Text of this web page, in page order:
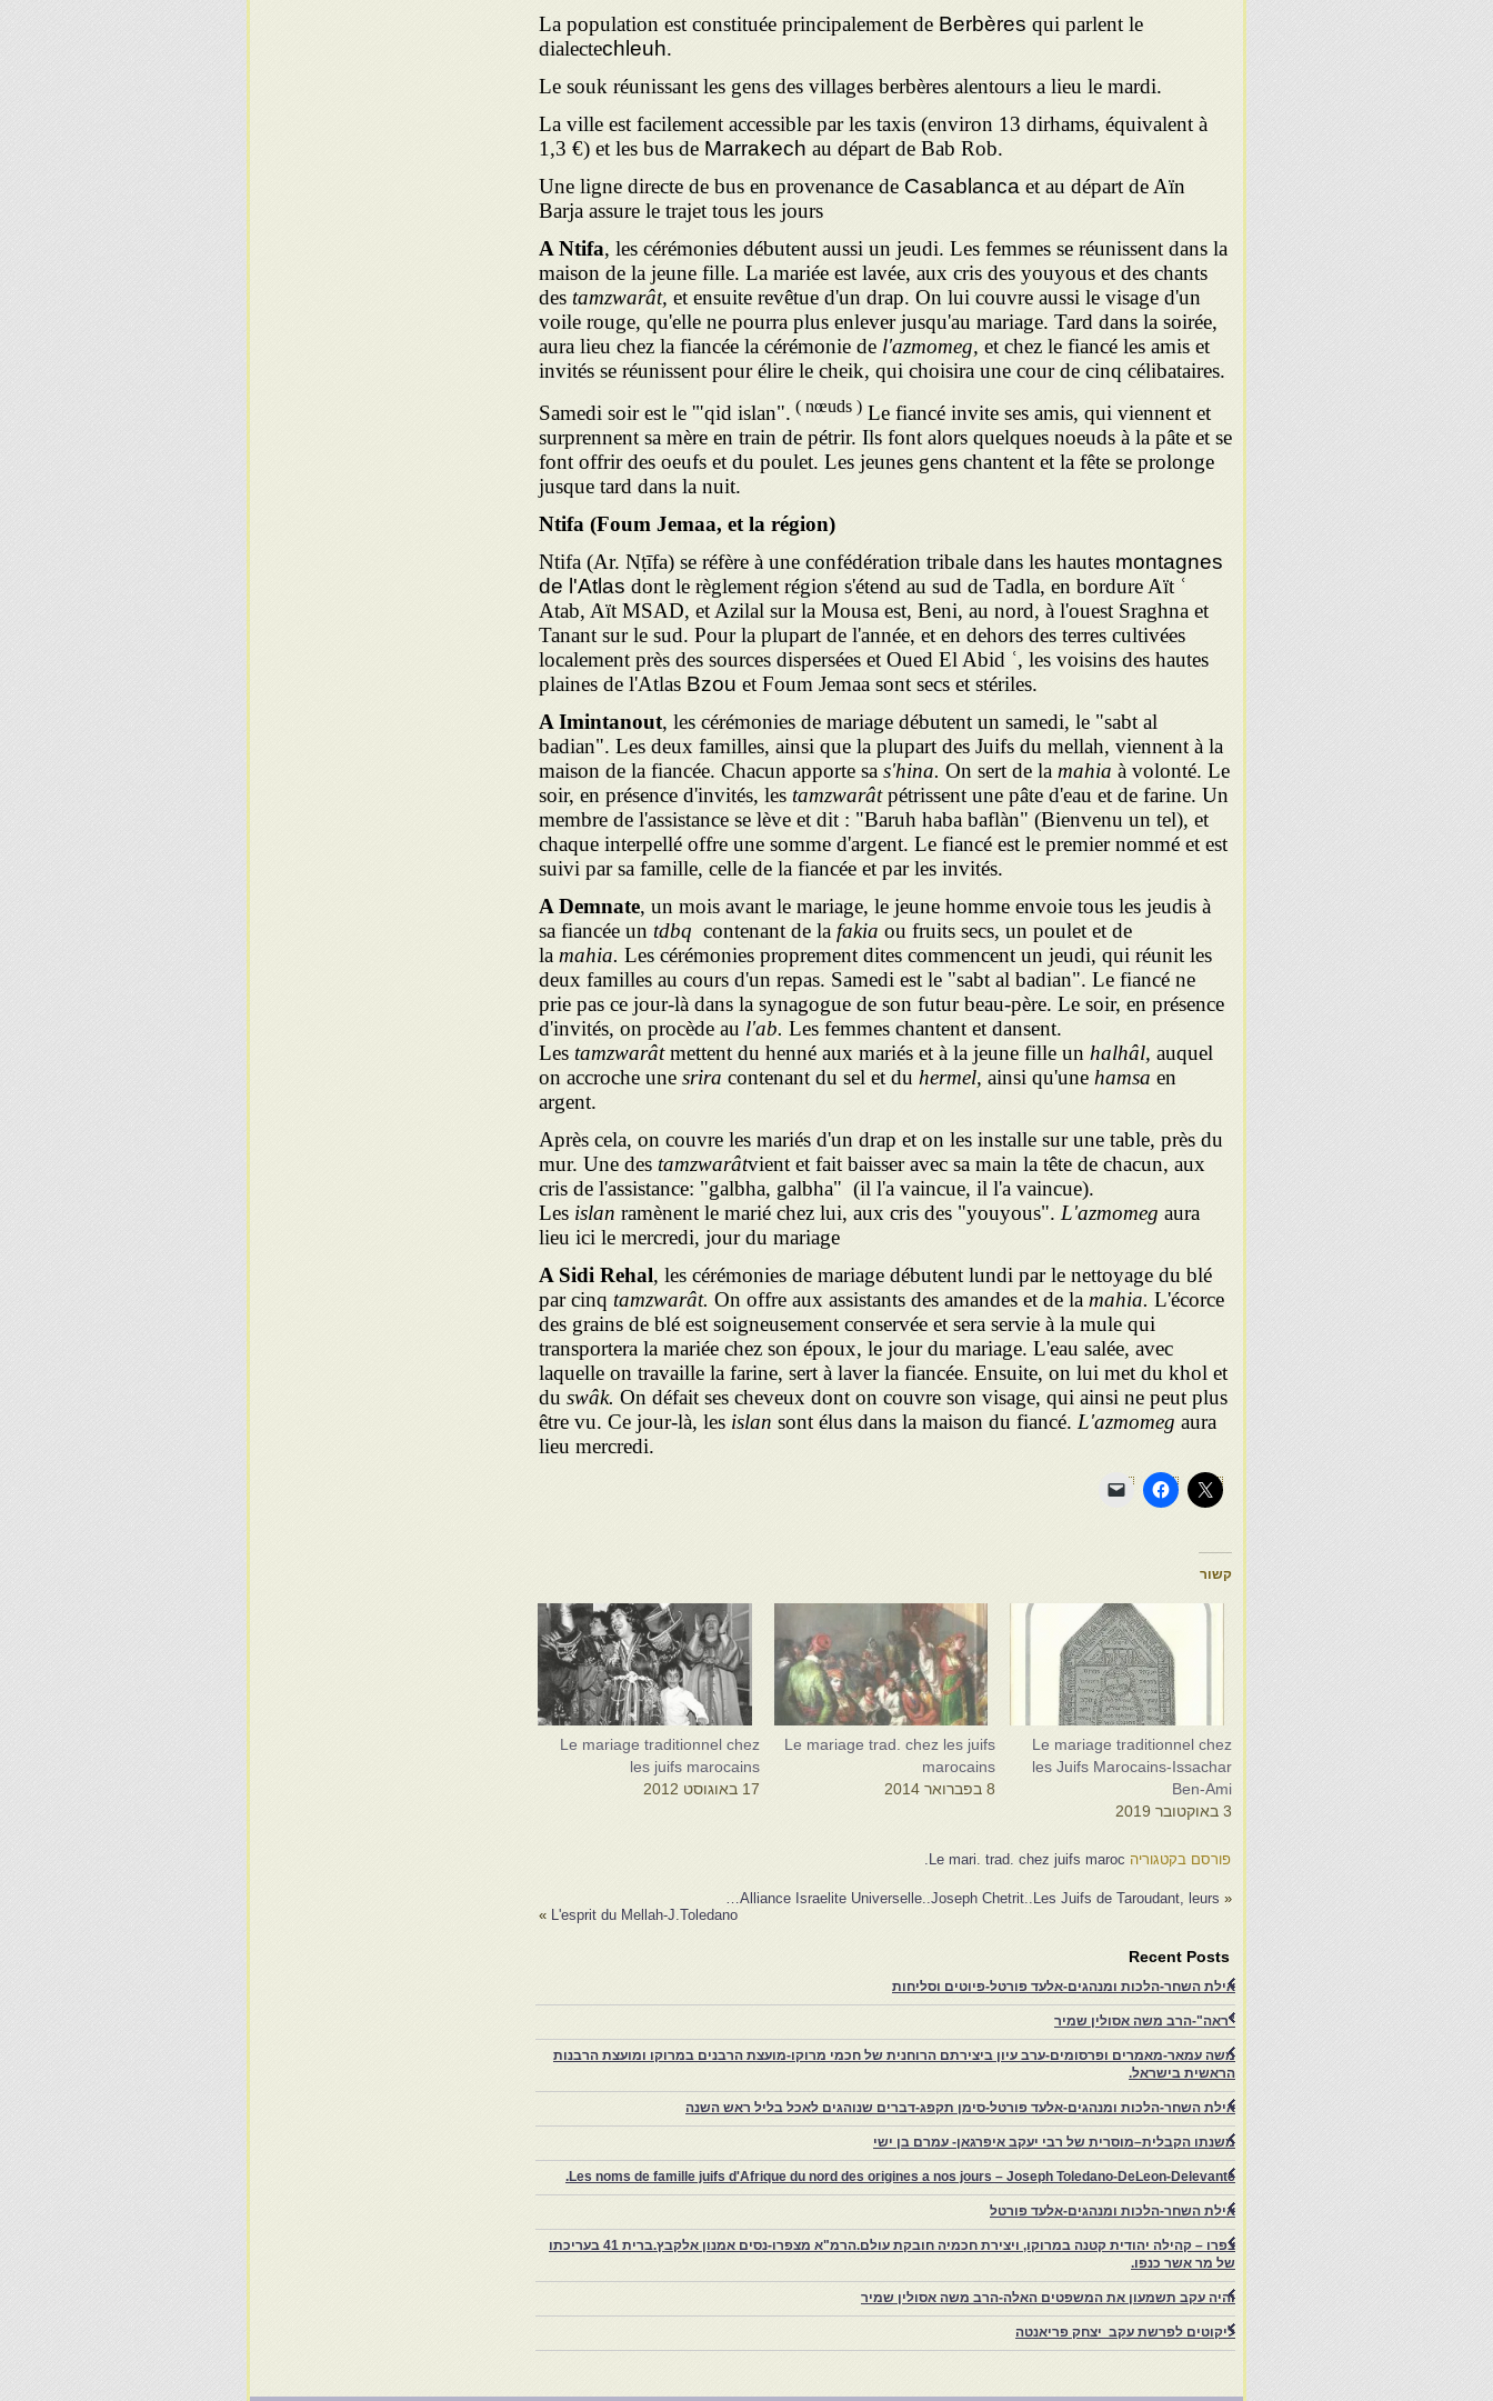
La population est constituée principalement de Berbères qui parlent le
dialectechleuh.
Le souk réunissant les gens des villages berbères alentours a lieu le mardi.
La ville est facilement accessible par les taxis (environ 13 dirhams, équivalent à
1,3 €) et les bus de Marrakech au départ de Bab Rob.
Une ligne directe de bus en provenance de Casablanca et au départ de Aïn
Barja assure le trajet tous les jours
A Ntifa, les cérémonies débutent aussi un jeudi. Les femmes se réunissent dans la
maison de la jeune fille. La mariée est lavée, aux cris des youyous et des chants
des tamzwarât, et ensuite revêtue d'un drap. On lui couvre aussi le visage d'un
voile rouge, qu'elle ne pourra plus enlever jusqu'au mariage. Tard dans la soirée,
aura lieu chez la fiancée la cérémonie de l'azmomeg, et chez le fiancé les amis et
invités se réunissent pour élire le cheik, qui choisira une cour de cinq célibataires.
Samedi soir est le '"qid islan". ( nœuds ) Le fiancé invite ses amis, qui viennent et
surprennent sa mère en train de pétrir. Ils font alors quelques noeuds à la pâte et se
font offrir des oeufs et du poulet. Les jeunes gens chantent et la fête se prolonge
jusque tard dans la nuit.
Ntifa (Foum Jemaa, et la région)
Ntifa (Ar. Nṭīfa) se réfère à une confédération tribale dans les hautes montagnes
de l'Atlas dont le règlement région s'étend au sud de Tadla, en bordure Aït ʿ
Atab, Aït MSAD, et Azilal sur la Mousa est, Beni, au nord, à l'ouest Sraghna et
Tanant sur le sud. Pour la plupart de l'année, et en dehors des terres cultivées
localement près des sources dispersées et Oued El Abid ʿ, les voisins des hautes
plaines de l'Atlas Bzou et Foum Jemaa sont secs et stériles.
A Imintanout, les cérémonies de mariage débutent un samedi, le "sabt al
badian". Les deux familles, ainsi que la plupart des Juifs du mellah, viennent à la
maison de la fiancée. Chacun apporte sa s'hina. On sert de la mahia à volonté. Le
soir, en présence d'invités, les tamzwarâtpétrissent une pâte d'eau et de farine. Un
membre de l'assistance se lève et dit : "Baruh haba baflàn" (Bienvenu un tel), et
chaque interpellé offre une somme d'argent. Le fiancé est le premier nommé et est
suivi par sa famille, celle de la fiancée et par les invités.
A Demnate, un mois avant le mariage, le jeune homme envoie tous les jeudis à
sa fiancée un tdbq contenant de la fakia ou fruits secs, un poulet et de
la mahia. Les cérémonies proprement dites commencent un jeudi, qui réunit les
deux familles au cours d'un repas. Samedi est le "sabt al badian". Le fiancé ne
prie pas ce jour-là dans la synagogue de son futur beau-père. Le soir, en présence
d'invités, on procède au l'ab. Les femmes chantent et dansent.
Les tamzwarâtmettent du henné aux mariés et à la jeune fille un halhâl, auquel
on accroche une srira contenant du sel et du hermel, ainsi qu'une hamsa en
argent.
Après cela, on couvre les mariés d'un drap et on les installe sur une table, près du
mur. Une des tamzwarâtvient et fait baisser avec sa main la tête de chacun, aux
cris de l'assistance: "galbha, galbha" (il l'a vaincue, il l'a vaincue).
Les islan ramènent le marié chez lui, aux cris des "youyous". L'azmomeg aura
lieu ici le mercredi, jour du mariage
A Sidi Rehal, les cérémonies de mariage débutent lundi par le nettoyage du blé
par cinq tamzwarât. On offre aux assistants des amandes et de la mahia. L'écorce
des grains de blé est soigneusement conservée et sera servie à la mule qui
transportera la mariée chez son époux, le jour du mariage. L'eau salée, avec
laquelle on travaille la farine, sert à laver la fiancée. Ensuite, on lui met du khol et
du swâk. On défait ses cheveux dont on couvre son visage, qui ainsi ne peut plus
être vu. Ce jour-là, les islan sont élus dans la maison du fiancé. L'azmomeg aura
lieu mercredi.
קשור
Le mariage traditionnel chez
les Juifs Marocains-Issachar
Ben-Ami
3 באוקטובר 2019
Le mariage trad. chez les juifs
marocains
8 בפברואר 2014
Le mariage traditionnel chez
les juifs marocains
17 באוגוסט 2012
פורסם בקטגוריה Le mari. trad. chez juifs maroc.
«
Alliance Israelite Universelle..Joseph Chetrit..Les Juifs de Taroudant, leurs…
L'esprit du Mellah-J.Toledano
»
Recent Posts
אילת השחר-הלכות ומנהגים-אלעד פורטל-פיוטים וסליחות
"ראה"-הרב משה אסולין שמיר
משה עמאר-מאמרים ופרסומים-ערב עיון ביצירתם הרוחנית של חכמי מרוקו-מועצת הרבנים במרוקו ומועצת הרבנות
הראשית בישראל.
אילת השחר-הלכות ומנהגים-אלעד פורטל-סימן תקפג-דברים שנוהגים לאכל בליל ראש השנה
משנתו הקבלית–מוסרית של רבי יעקב איפרגאן- עמרם בן ישי
Les noms de famille juifs d'Afrique du nord des origines a nos jours – Joseph Toledano-DeLeon-Delevante.
אילת השחר-הלכות ומנהגים-אלעד פורטל
צפרו – קהילה יהודית קטנה במרוקו, ויצירת חכמיה חובקת עולם.הרמ"א מצפרו-נסים אמנון אלקבץ.ברית 41 בעריכתו
של מר אשר כנפו.
והיה עקב תשמעון את המשפטים האלה-הרב משה אסולין שמיר
ליקוטים לפרשת עקב יצחק פריאנטה